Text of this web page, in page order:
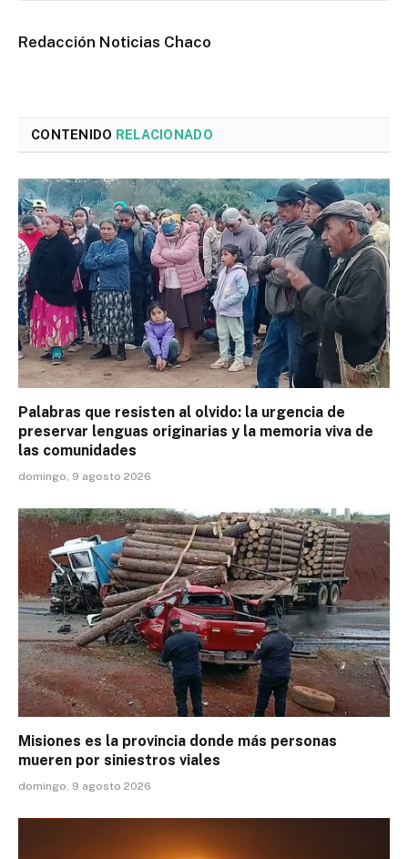
Redacción Noticias Chaco
CONTENIDO RELACIONADO
Palabras que resisten al olvido: la urgencia de
preservar lenguas originarias y la memoria viva de
las comunidades
domingo, 9 agosto 2026
Misiones es la provincia donde más personas
mueren por siniestros viales
domingo, 9 agosto 2026